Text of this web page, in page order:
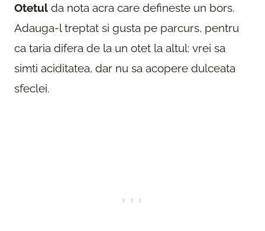
Otetul da nota acra care defineste un bors.
Adauga-l treptat si gusta pe parcurs, pentru
ca taria difera de la un otet la altul: vrei sa
simti aciditatea, dar nu sa acopere dulceata
sfeclei.